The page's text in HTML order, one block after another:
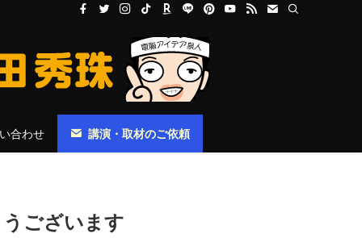
合わせ 講演・取材のご依頼
ございます